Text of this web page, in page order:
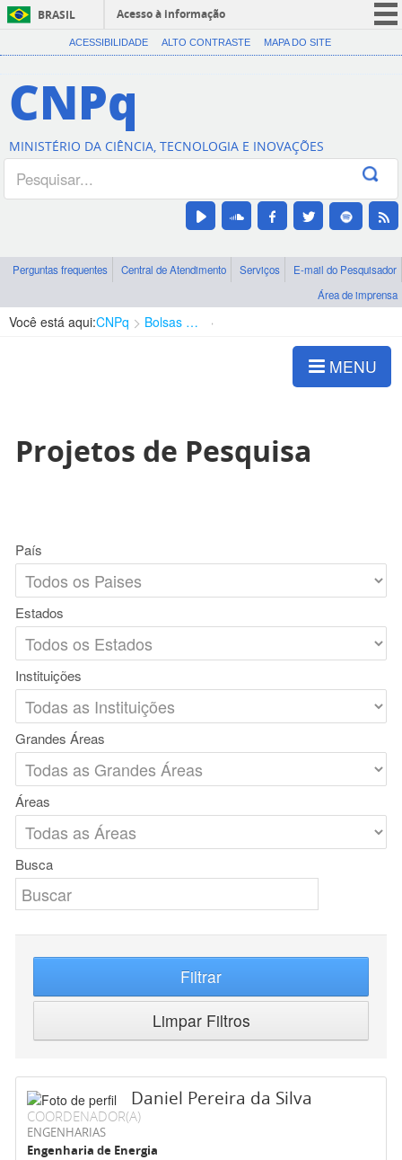
BRASIL
Acesso à informação
CORONAVÍRUS (COVID-19)
Canais
ACESSIBILIDADE ALTO CONTRASTE MAPA DO SITE
CNPq
MINISTÉRIO DA CIÊNCIA, TECNOLOGIA E INOVAÇÕES
Perguntas frequentes Central de Atendimento Serviços
E-mail do Pesquisador
Área de imprensa
Você está aqui:CNPq Bolsas e Auxílios Vigentes
MENU
Projetos de Pesquisa
País
Estados
Instituições
Grandes Áreas
Áreas
Busca
Filtrar
Limpar Filtros
Daniel Pereira da Silva
COORDENADOR(A)
ENGENHARIAS
Engenharia de Energia